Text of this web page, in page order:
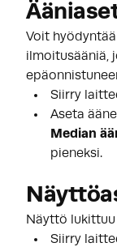
Voit
ilmoitusääniä,
Siirry
Aseta
Median
pieneksi.
Näyttö lukittuu
Siirry